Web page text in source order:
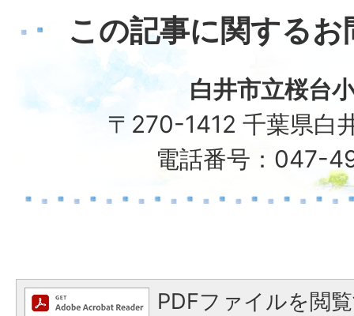
この記事に関する
白井市立桜台
〒270-1412 千葉県白
電話番号：047-
PDFファイルを閲